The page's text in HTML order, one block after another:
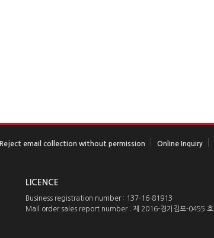
Reject email collection without permission Online Inquiry
LICENCE
Business registration number : 137-16-81913
Mail order sales report number : 제 2016-경기김포-0455 호